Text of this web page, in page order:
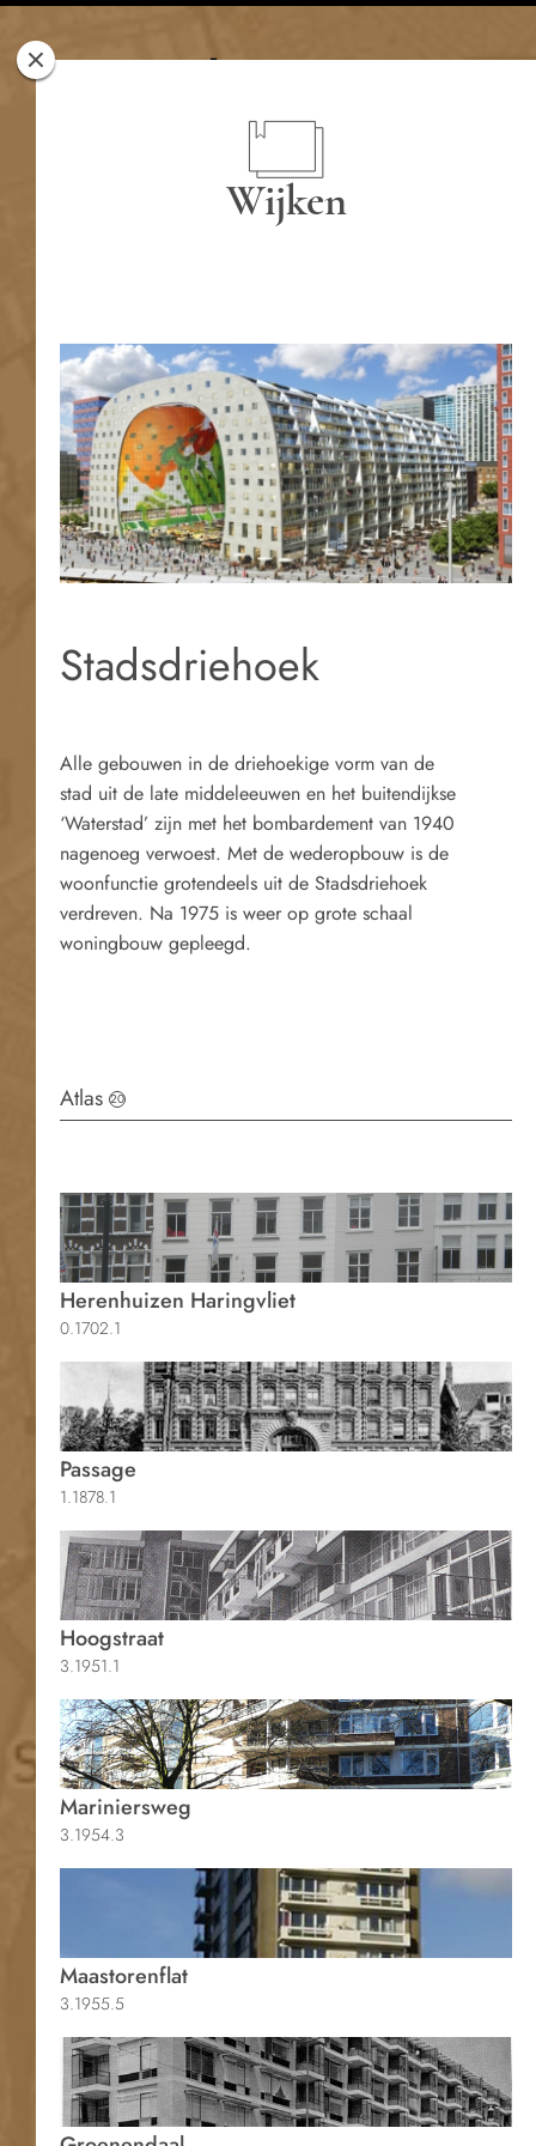
Rotterdam
Stadsdriehoek
Alle gebouwen in de driehoekige vorm van de
stad uit de late middeleeuwen en het buitendijkse
‘Waterstad’ zijn met het bombardement van 1940
nagenoeg verwoest. Met de wederopbouw is de
woonfunctie grotendeels uit de Stadsdriehoek
verdreven. Na 1975 is weer op grote schaal
woningbouw gepleegd.
Atlas 20
Herenhuizen Haringvliet
0.1702.1
Passage
1.1878.1
Hoogstraat
3.1951.1
Mariniersweg
3.1954.3
Maastorenflat
3.1955.5
Wijken